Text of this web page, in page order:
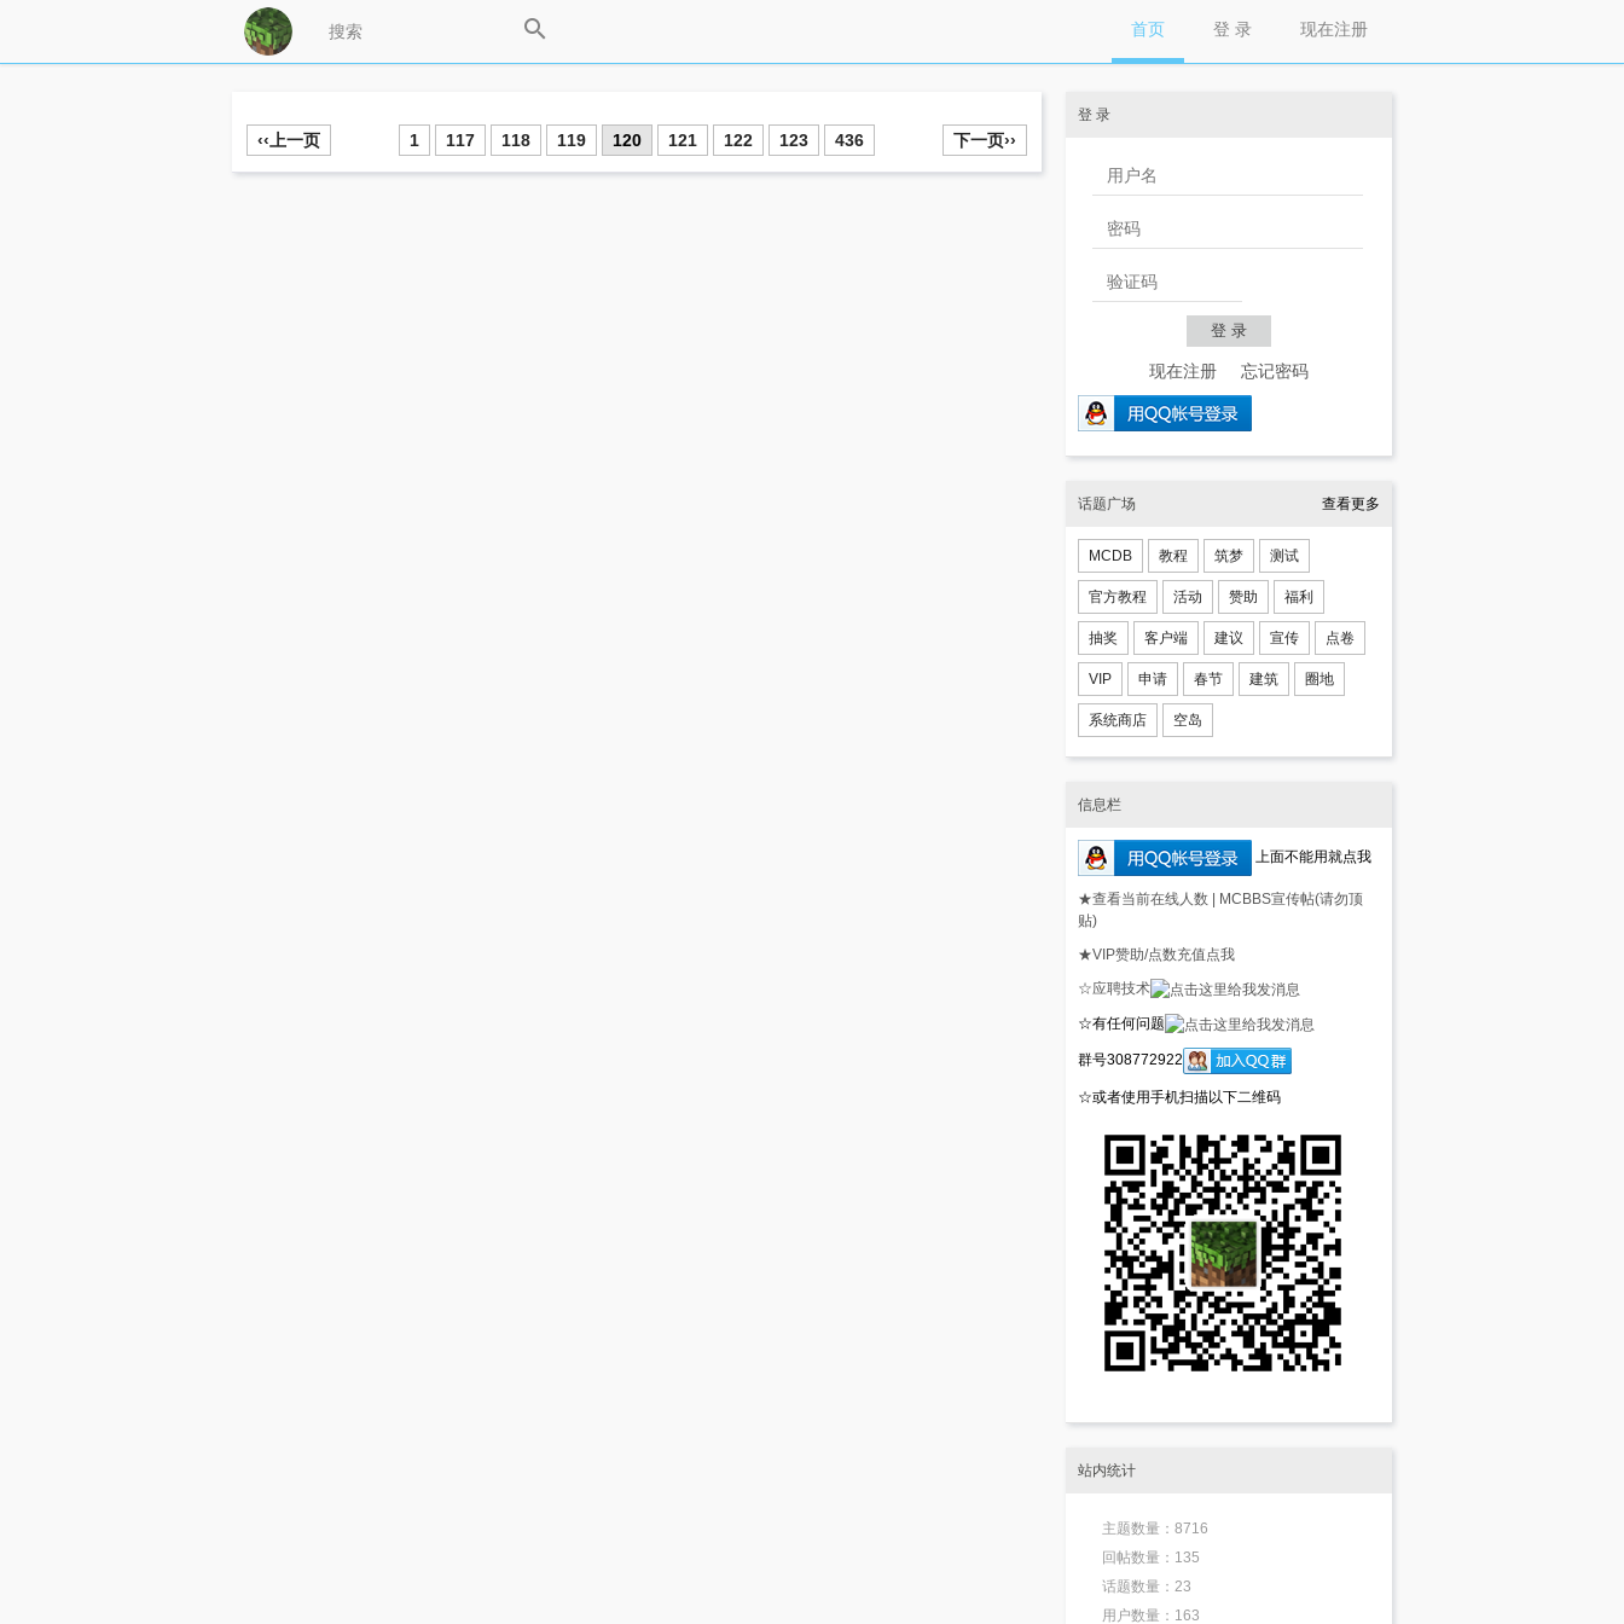
现在注册
登 录
首页
‹‹上一页 1 117 118 119 120 121 122 123 436 下一页››
登 录
现在注册 忘记密码
话题广场 查看更多
MCDB 教程 筑梦 测试
官方教程 活动 赞助 福利
抽奖 客户端 建议 宣传 点卷
VIP 申请 春节 建筑 圈地
系统商店 空岛
信息栏
上面不能用就点我
★查看当前在线人数
MCBBS宣传帖(请勿顶
贴)
★VIP赞助/点数充值点我
☆应聘技术
☆有任何问题
群号308772922
☆或者使用手机扫描以下二维码
站内统计
主题数量：8716
回帖数量：135
话题数量：23
用户数量：163